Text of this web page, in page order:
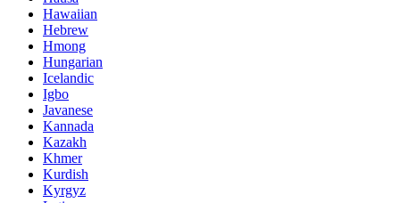
Hawaiian
Hebrew
Hmong
Hungarian
Icelandic
Igbo
Javanese
Kannada
Kazakh
Khmer
Kurdish
Kyrgyz